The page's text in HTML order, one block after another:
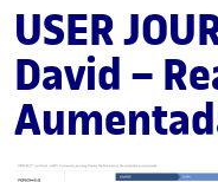
USER
David –